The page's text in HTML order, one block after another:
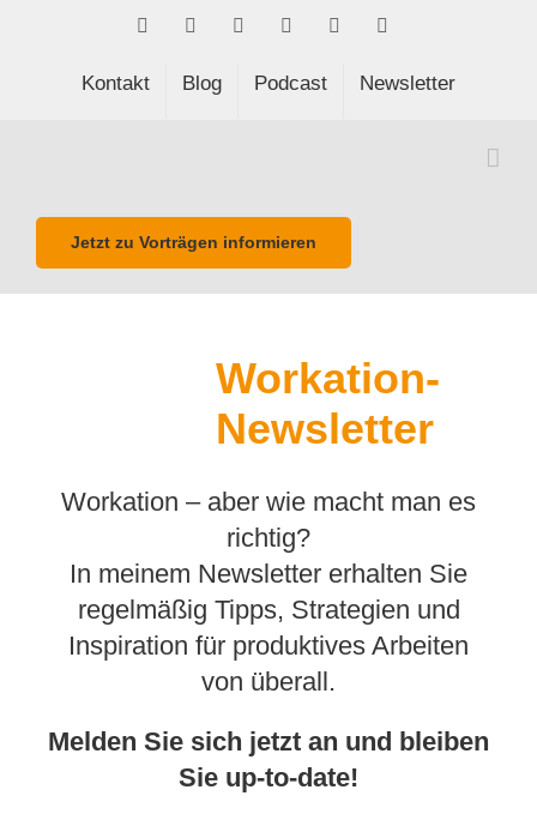
FacebookLinkedIn Spotify
Kontakt Blog Podcast Newsletter
Jetzt zu Vorträgen informieren
Workation-
Newsletter
Workation – aber wie macht man es
richtig?
In meinem Newsletter erhalten Sie
regelmäßig Tipps, Strategien und
Inspiration für produktives Arbeiten
von überall.
Melden Sie sich jetzt an und bleiben
Sie up-to-date!